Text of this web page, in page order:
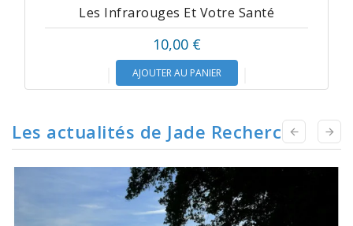
Les Infrarouges Et Votre Santé
10,00 €
AJOUTER AU PANIER
Les actualités de Jade Recherche
 